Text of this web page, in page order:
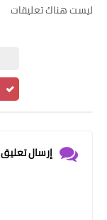
ليست هناك تعليقات
إرسال تعليق